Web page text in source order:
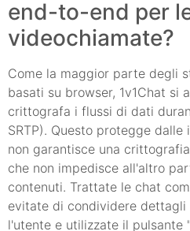
end-to-end per
videochiamate?
Come la maggior parte degli
basati su browser, 1v1Chat si
crittografa i flussi di dati
SRTP). Questo protegge
non garantisce una
che non impedisce all'altro
contenuti. Trattate le chat
evitate di condividere
l'utente e utilizzate il pulsante